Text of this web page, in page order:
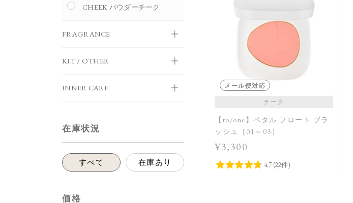
CHEEK パウダーチーク
FRAGRANCE
KIT / OTHER
INNER CARE
在庫状況
すべて 在庫あり
価格
メール便対応
チーク
【to/one】ペタル フロート ブラ
ッシュ［01～03］
¥3,300